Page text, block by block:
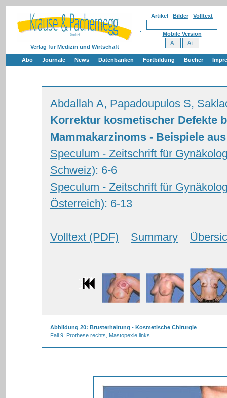
Verlag für Medizin und Wirtschaft
Artikel Bilder Volltext
Mobile Version
Abo Journale News Datenbanken Fortbildung Bücher
Abdallah A, Papadoupulos S,
Korrektur kosmetischer Defekte
Mammakarzinoms - Beispiele
Speculum - Zeitschrift für
Schweiz): 6-6
Speculum - Zeitschrift für
Österreich): 6-13
Volltext (PDF) Summary
Abbildung 20: Brusterhaltung - Kosmetische Chirurgie
Fall 9: Prothese rechts, Mastopexie links